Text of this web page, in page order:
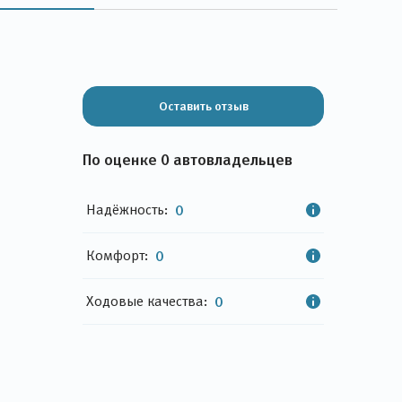
Оставить отзыв
По оценке 0 автовладельцев
Надёжность: 0
Комфорт: 0
Ходовые качества: 0